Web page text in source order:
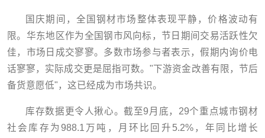
国庆期间，全国钢材市场整体表现平静，价格波动有
限。华东地区作为全国钢市风向标，节日期间交易活跃性欠
佳，市场日成交寥寥。多数市场参与者表示，假期内询价电
话寥寥，实际成交更是屈指可数。"下游资金改善有限，节后
备货意愿低"，这已经成为市场共识。
库存数据更令人揪心。截至9月底，29个重点城市钢材
社会库存为988.1万吨，月环比回升5.2%，年同比增长